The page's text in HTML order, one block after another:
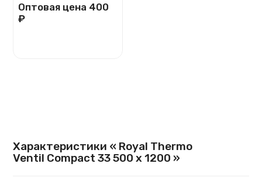
Оптовая цена 400
₽
Характеристики « Royal Thermo
Ventil Compact 33 500 х 1200 »